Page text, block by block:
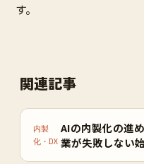
す。
関連記事
内製
化・DX
AIの内製化の進
業が失敗しない